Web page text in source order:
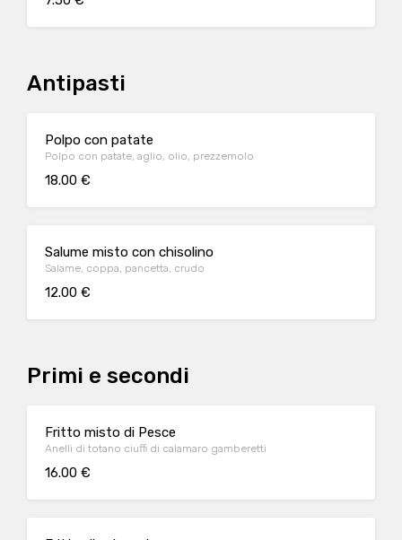
Antipasti
Polpo con patate
Polpo con patate, aglio, olio, prezzemolo
18.00 €
Salume misto con chisolino
Salame, coppa, pancetta, crudo
12.00 €
Primi e secondi
Fritto misto di Pesce
Anelli di totano ciuffi di calamaro gamberetti
16.00 €